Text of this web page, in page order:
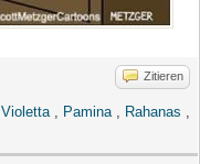
Zitieren
Violetta Pamina Rahanas